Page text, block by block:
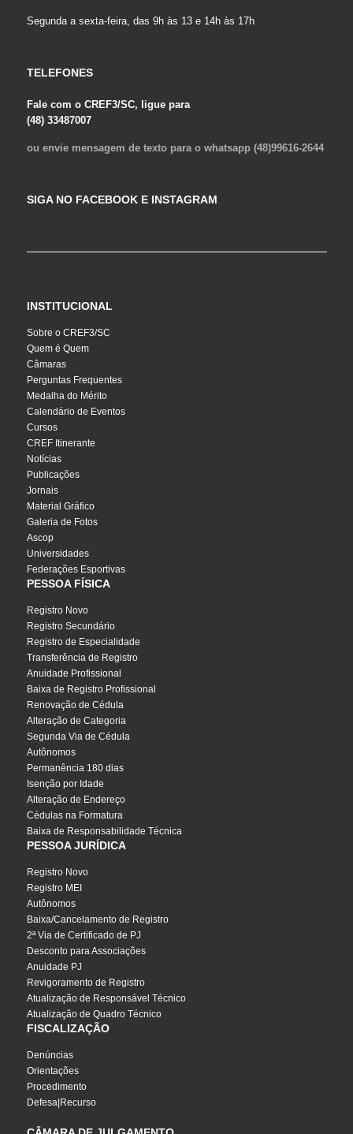
Segunda a sexta-feira, das 9h às 13 e 14h às 17h
TELEFONES
Fale com o CREF3/SC, ligue para
(48) 33487007
ou envie mensagem de texto para o whatsapp (48)99616-2644
SIGA NO FACEBOOK E INSTAGRAM
INSTITUCIONAL
Sobre o CREF3/SC
Quem é Quem
Câmaras
Perguntas Frequentes
Medalha do Mérito
Calendário de Eventos
Cursos
CREF Itinerante
Notícias
Publicações
Jornais
Material Gráfico
Galeria de Fotos
Ascop
Universidades
Federações Esportivas
PESSOA FÍSICA
Registro Novo
Registro Secundário
Registro de Especialidade
Transferência de Registro
Anuidade Profissional
Baixa de Registro Profissional
Renovação de Cédula
Alteração de Categoria
Segunda Via de Cédula
Autônomos
Permanência 180 dias
Isenção por Idade
Alteração de Endereço
Cédulas na Formatura
Baixa de Responsabilidade Técnica
PESSOA JURÍDICA
Registro Novo
Registro MEI
Autônomos
Baixa/Cancelamento de Registro
2ª Via de Certificado de PJ
Desconto para Associações
Anuidade PJ
Revigoramento de Registro
Atualização de Responsável Técnico
Atualização de Quadro Técnico
FISCALIZAÇÃO
Denúncias
Orientações
Procedimento
Defesa|Recurso